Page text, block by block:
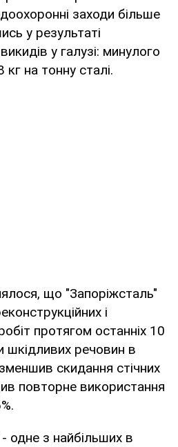
заходи більше
у результаті
у галузі: минулого
на тонну сталі.
що "Запоріжсталь"
і
протягом останніх 10
шкідливих речовин в
скидання стічних
повторне використання
одне з найбільших в